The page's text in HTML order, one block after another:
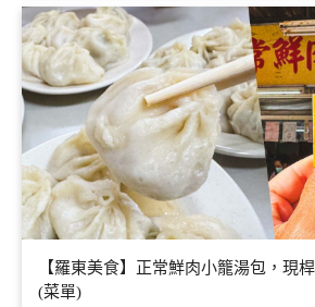
【羅東美食】正常鮮肉小籠湯包，現
(菜單)